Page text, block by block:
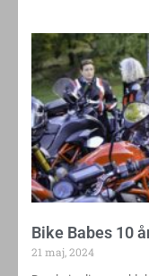
Bike Babes 10
21 maj, 2024